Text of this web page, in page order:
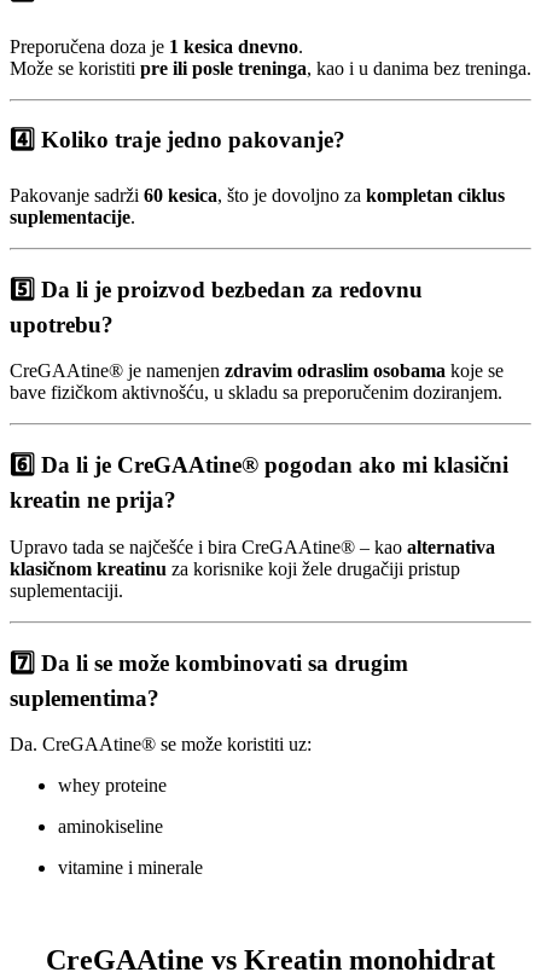
Preporučena doza je 1 kesica dnevno.
Može se koristiti pre ili posle treninga, kao i u danima bez treninga.
4️⃣ Koliko traje jedno pakovanje?
Pakovanje sadrži 60 kesica, što je dovoljno za kompletan ciklus
suplementacije.
5️⃣ Da li je proizvod bezbedan za redovnu
upotrebu?
CreGAAtine® je namenjen zdravim odraslim osobama koje se
bave fizičkom aktivnošću, u skladu sa preporučenim doziranjem.
6️⃣ Da li je CreGAAtine® pogodan ako mi klasični
kreatin ne prija?
Upravo tada se najčešće i bira CreGAAtine® – kao alternativa
klasičnom kreatinu za korisnike koji žele drugačiji pristup
suplementaciji.
7️⃣ Da li se može kombinovati sa drugim
suplementima?
Da. CreGAAtine® se može koristiti uz:
whey proteine
aminokiseline
vitamine i minerale
CreGAAtine vs Kreatin monohidrat